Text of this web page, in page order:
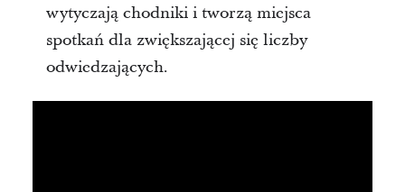
wytyczają chodniki i tworzą miejsca
spotkań dla zwiększającej się liczby
odwiedzających.